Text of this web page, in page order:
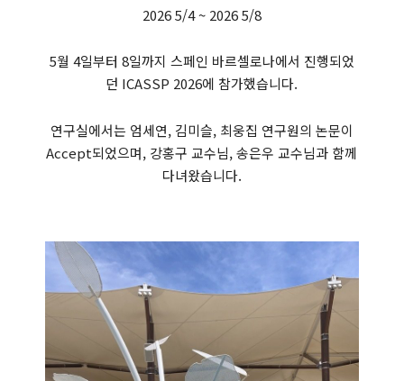
2026 5/4 ~ 2026 5/8
5월 4일부터 8일까지 스페인 바르셀로나에서 진행되었
던 ICASSP 2026에 참가했습니다.
연구실에서는 엄세연, 김미슬, 최웅집 연구원의 논문이
Accept되었으며, 강홍구 교수님, 송은우 교수님과 함께
다녀왔습니다.